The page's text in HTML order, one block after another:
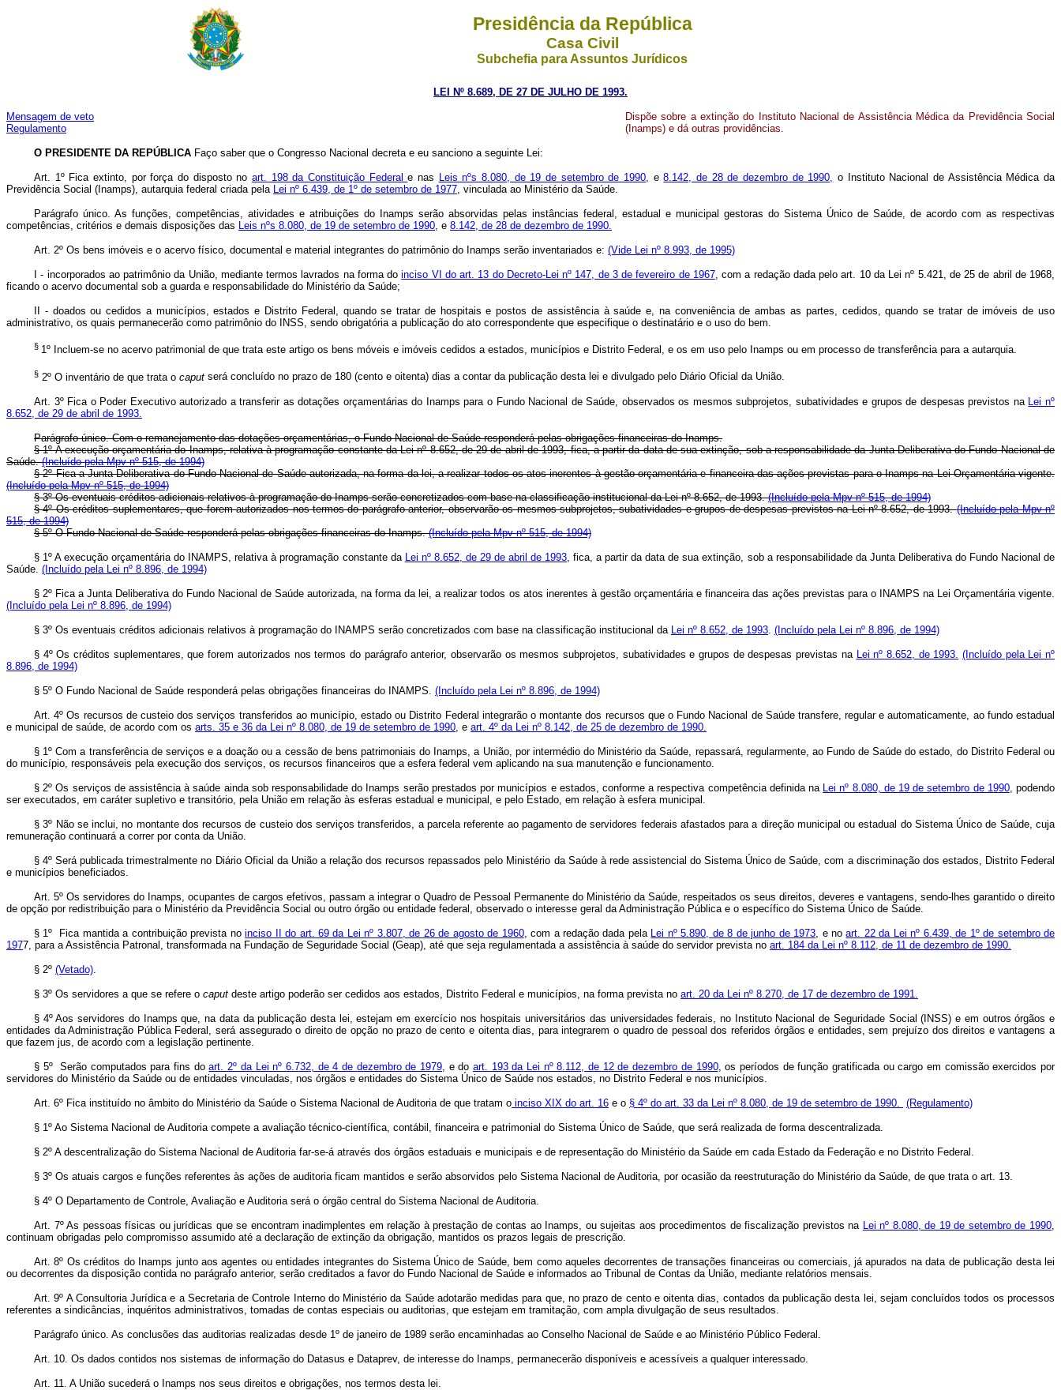
Presidência da República
Casa Civil
Subchefia para Assuntos Jurídicos
LEI Nº 8.689, DE 27 DE JULHO DE 1993.
Mensagem de veto
Regulamento
Dispõe sobre a extinção do Instituto Nacional de Assistência Médica da Previdência Social
(Inamps) e dá outras providências.
O PRESIDENTE DA REPÚBLICA Faço saber que o Congresso Nacional decreta e eu sanciono a seguinte Lei:
Art. 1º Fica extinto, por força do disposto noart. 198 da Constituição Federale nas Leis nºs 8.080, de 19 de setembro de 1990, e8.142, de 28 de dezembro de 1990, o Instituto Nacional de Assistência Médica da
Previdência Social (Inamps), autarquia federal criada pela Lei nº 6.439, de 1º de setembro de 1977, vinculada ao Ministério da Saúde.
Parágrafo único. As funções, competências, atividades e atribuições do Inamps serão absorvidas pelas instâncias federal, estadual e municipal gestoras do Sistema Único de Saúde, de acordo com as respectivas
competências, critérios e demais disposições das Leis nºs 8.080, de 19 de setembro de 1990, e 8.142, de 28 de dezembro de 1990.
Art. 2º Os bens imóveis e o acervo físico, documental e material integrantes do patrimônio do Inamps serão inventariados e: (Vide Lei nº 8.993, de 1995)
I - incorporados ao patrimônio da União, mediante termos lavrados na forma doinciso VI do art. 13 do Decreto-Lei nº 147, de 3 de fevereiro de 1967, com a redação dada pelo art. 10 da Lei nº 5.421, de 25 de abril de 1968,
ficando o acervo documental sob a guarda e responsabilidade do Ministério da Saúde;
II - doados ou cedidos a municípios, estados e Distrito Federal, quando se tratar de hospitais e postos de assistência à saúde e, na conveniência de ambas as partes, cedidos, quando se tratar de imóveis de uso
administrativo, os quais permanecerão como patrimônio do INSS, sendo obrigatória a publicação do ato correspondente que especifique o destinatário e o uso do bem.
§ 1º Incluem-se no acervo patrimonial de que trata este artigo os bens móveis e imóveis cedidos a estados, municípios e Distrito Federal, e os em uso pelo Inamps ou em processo de transferência para a autarquia.
§ 2º O inventário de que trata o caput será concluído no prazo de 180 (cento e oitenta) dias a contar da publicação desta lei e divulgado pelo Diário Oficial da União.
Art. 3º Fica o Poder Executivo autorizado a transferir as dotações orçamentárias do Inamps para o Fundo Nacional de Saúde, observados os mesmos subprojetos, subatividades e grupos de despesas previstos na Lei nº
8.652, de 29 de abril de 1993.
Parágrafo único. Com o remanejamento das dotações orçamentárias, o Fundo Nacional de Saúde responderá pelas obrigações financeiras do Inamps.
§ 1º A execução orçamentária do Inamps, relativa à programação constante da Lei nº 8.652, de 29 de abril de 1993, fica, a partir da data de sua extinção, sob a responsabilidade da Junta Deliberativa do Fundo Nacional de
Saúde.(Incluído pela Mpv nº 515, de 1994)
§ 2º Fica a Junta Deliberativa do Fundo Nacional de Saúde autorizada, na forma da lei, a realizar todos os atos inerentes à gestão orçamentária e financeira das ações previstas para o Inamps na Lei Orçamentária vigente.
(Incluído pela Mpv nº 515, de 1994)
§ 3º Os eventuais créditos adicionais relativos à programação do Inamps serão concretizados com base na classificação institucional da Lei nº 8.652, de 1993.(Incluído pela Mpv nº 515, de 1994)
§ 4º Os créditos suplementares, que forem autorizados nos termos do parágrafo anterior, observarão os mesmos subprojetos, subatividades e grupos de despesas previstos na Lei nº 8.652, de 1993.(Incluído pela Mpv nº
515, de 1994)
§ 5º O Fundo Nacional de Saúde responderá pelas obrigações financeiras do Inamps.(Incluído pela Mpv nº 515, de 1994)
§ 1º A execução orçamentária do INAMPS, relativa à programação constante da Lei nº 8.652, de 29 de abril de 1993 , fica, a partir da data de sua extinção, sob a responsabilidade da Junta Deliberativa do Fundo Nacional de
Saúde. (Incluído pela Lei nº 8.896, de 1994)
§ 2º Fica a Junta Deliberativa do Fundo Nacional de Saúde autorizada, na forma da lei, a realizar todos os atos inerentes à gestão orçamentária e financeira das ações previstas para o INAMPS na Lei Orçamentária vigente.
(Incluído pela Lei nº 8.896, de 1994)
§ 3º Os eventuais créditos adicionais relativos à programação do INAMPS serão concretizados com base na classificação institucional da Lei nº 8.652, de 1993 (Incluído pela Lei nº 8.896, de 1994)
§ 4º Os créditos suplementares, que forem autorizados nos termos do parágrafo anterior, observarão os mesmos subprojetos, subatividades e grupos de despesas previstas na Lei nº 8.652, de 1993. (Incluído pela Lei nº
8.896, de 1994)
§ 5º O Fundo Nacional de Saúde responderá pelas obrigações financeiras do INAMPS. (Incluído pela Lei nº 8.896, de 1994)
Art. 4º Os recursos de custeio dos serviços transferidos ao município, estado ou Distrito Federal integrarão o montante dos recursos que o Fundo Nacional de Saúde transfere, regular e automaticamente, ao fundo estadual
e municipal de saúde, de acordo com os arts. 35 e 36 da Lei nº 8.080, de 19 de setembro de 1990 , e art. 4º da Lei nº 8.142, de 25 de dezembro de 1990.
§ 1º Com a transferência de serviços e a doação ou a cessão de bens patrimoniais do Inamps, a União, por intermédio do Ministério da Saúde, repassará, regularmente, ao Fundo de Saúde do estado, do Distrito Federal ou
do município, responsáveis pela execução dos serviços, os recursos financeiros que a esfera federal vem aplicando na sua manutenção e funcionamento.
§ 2º Os serviços de assistência à saúde ainda sob responsabilidade do Inamps serão prestados por municípios e estados, conforme a respectiva competência definida na Lei nº 8.080, de 19 de setembro de 1990, podendo
ser executados, em caráter supletivo e transitório, pela União em relação às esferas estadual e municipal, e pelo Estado, em relação à esfera municipal.
§ 3º Não se inclui, no montante dos recursos de custeio dos serviços transferidos, a parcela referente ao pagamento de servidores federais afastados para a direção municipal ou estadual do Sistema Único de Saúde, cuja
remuneração continuará a correr por conta da União.
§ 4º Será publicada trimestralmente no Diário Oficial da União a relação dos recursos repassados pelo Ministério da Saúde à rede assistencial do Sistema Único de Saúde, com a discriminação dos estados, Distrito Federal
e municípios beneficiados.
Art. 5º Os servidores do Inamps, ocupantes de cargos efetivos, passam a integrar o Quadro de Pessoal Permanente do Ministério da Saúde, respeitados os seus direitos, deveres e vantagens, sendo-lhes garantido o direito
de opção por redistribuição para o Ministério da Previdência Social ou outro órgão ou entidade federal, observado o interesse geral da Administração Pública e o específico do Sistema Único de Saúde.
§ 1º Fica mantida a contribuição prevista noinciso II do art. 69 da Lei nº 3.807, de 26 de agosto de 1960, com a redação dada pela Lei nº 5.890, de 8 de junho de 1973 , e noart. 22 da Lei nº 6.439, de 1º de setembro de
1977, para a Assistência Patronal, transformada na Fundação de Seguridade Social (Geap), até que seja regulamentada a assistência à saúde do servidor prevista no art. 184 da Lei nº 8.112, de 11 de dezembro de 1990.
§ 2º (Vetado)
§ 3º Os servidores a que se refere o caput deste artigo poderão ser cedidos aos estados, Distrito Federal e municípios, na forma prevista no art. 20 da Lei nº 8.270, de 17 de dezembro de 1991.
§ 4ºAos servidores do Inamps que, na data da publicação desta lei, estejam em exercício nos hospitais universitários das universidades federais, no Instituto Nacional de Seguridade Social (INSS) e em outros órgãos e
entidades da Administração Pública Federal, será assegurado o direito de opção no prazo de cento e oitenta dias, para integrarem o quadro de pessoal dos referidos órgãos e entidades, sem prejuízo dos direitos e vantagens a
que fazem jus, de acordo com a legislação pertinente.
§ 5º Serão computados para fins doart. 2º da Lei nº 6.732, de 4 de dezembro de 1979, e doart. 193 da Lei nº 8.112, de 12 de dezembro de 1990, os períodos de função gratificada ou cargo em comissão exercidos por
servidores do Ministério da Saúde ou de entidades vinculadas, nos órgãos e entidades do Sistema Único de Saúde nos estados, no Distrito Federal e nos municípios.
Art. 6º Fica instituído no âmbito do Ministério da Saúde o Sistema Nacional de Auditoria de que tratam o inciso XIX do art. 16 e o § 4º do art. 33 da Lei nº 8.080, de 19 de setembro de 1990. (Regulamento)
§ 1º Ao Sistema Nacional de Auditoria compete a avaliação técnico-científica, contábil, financeira e patrimonial do Sistema Único de Saúde, que será realizada de forma descentralizada.
§ 2º A descentralização do Sistema Nacional de Auditoria far-se-á através dos órgãos estaduais e municipais e de representação do Ministério da Saúde em cada Estado da Federação e no Distrito Federal.
§ 3º Os atuais cargos e funções referentes às ações de auditoria ficam mantidos e serão absorvidos pelo Sistema Nacional de Auditoria, por ocasião da reestruturação do Ministério da Saúde, de que trata o art. 13.
§ 4º O Departamento de Controle, Avaliação e Auditoria será o órgão central do Sistema Nacional de Auditoria.
Art. 7º As pessoas físicas ou jurídicas que se encontram inadimplentes em relação à prestação de contas ao Inamps, ou sujeitas aos procedimentos de fiscalização previstos na Lei nº 8.080, de 19 de setembro de 1990
continuam obrigadas pelo compromisso assumido até a declaração de extinção da obrigação, mantidos os prazos legais de prescrição.
Art. 8º Os créditos do Inamps junto aos agentes ou entidades integrantes do Sistema Único de Saúde, bem como aqueles decorrentes de transações financeiras ou comerciais, já apurados na data de publicação desta lei
ou decorrentes da disposição contida no parágrafo anterior, serão creditados a favor do Fundo Nacional de Saúde e informados ao Tribunal de Contas da União, mediante relatórios mensais.
Art. 9º A Consultoria Jurídica e a Secretaria de Controle Interno do Ministério da Saúde adotarão medidas para que, no prazo de cento e oitenta dias, contados da publicação desta lei, sejam concluídos todos os processos
referentes a sindicâncias, inquéritos administrativos, tomadas de contas especiais ou auditorias, que estejam em tramitação, com ampla divulgação de seus resultados.
Parágrafo único. As conclusões das auditorias realizadas desde 1º de janeiro de 1989 serão encaminhadas ao Conselho Nacional de Saúde e ao Ministério Público Federal.
Art. 10. Os dados contidos nos sistemas de informação do Datasus e Dataprev, de interesse do Inamps, permanecerão disponíveis e acessíveis a qualquer interessado.
Art. 11. A União sucederá o Inamps nos seus direitos e obrigações, nos termos desta lei.